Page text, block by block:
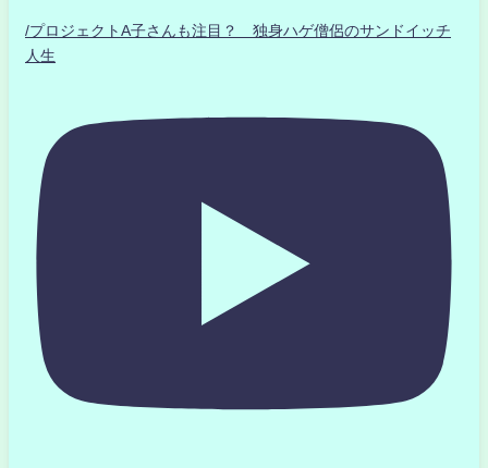
/プロジェクトA子さんも注目？ 独身ハゲ僧侶のサンドイッチ
人生